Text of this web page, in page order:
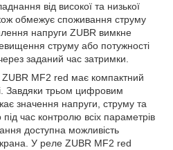
від високої та низької
обмежує споживання струму
напруги ZUBR вимкне
струму або потужності
заданий час затримки.
MF2 red має компактний
Завдяки трьом цифровим
значення напруги, струму та
час контролю всіх параметрів
доступна можливість
У реле ZUBR MF2 red